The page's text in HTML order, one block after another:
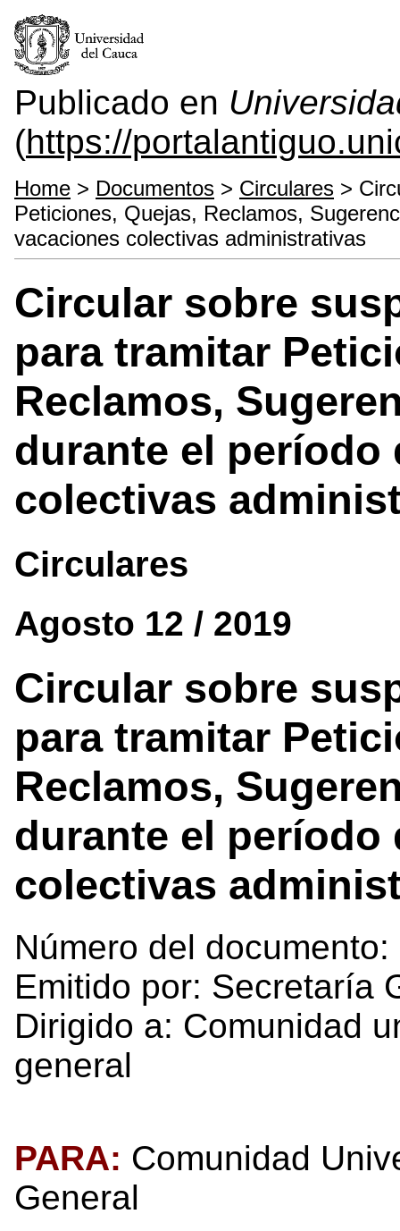
Publicado en
(https://
Home > Documentos > Circulares >
Peticiones, Quejas, Reclamos,
vacaciones colectivas administrativas
Circular sobre
para tramitar
Reclamos,
durante el período
colectivas
Circulares
Agosto 12 / 2019
Circular sobre
para tramitar
Reclamos,
durante el período
colectivas
Número del documento:
Emitido por: Secretaría
Dirigido a: Comunidad
general
PARA: Comunidad
General